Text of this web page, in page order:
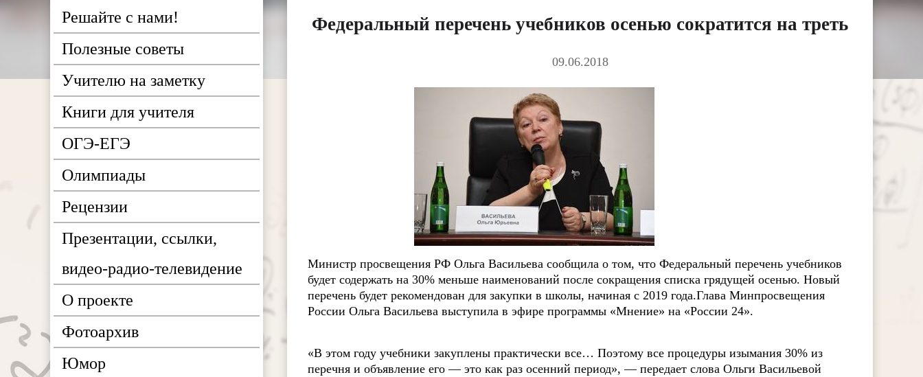
Федеральный перечень учебников осенью сократится на треть
09.06.2018
Министр просвещения РФ Ольга Васильева сообщила о том, что Федеральный перечень учебников
будет содержать на 30% меньше наименований после сокращения списка грядущей осенью. Новый
перечень будет рекомендован для закупки в школы, начиная с 2019 года.Глава Минпросвещения
России Ольга Васильева выступила в эфире программы «Мнение» на «России 24».
«В этом году учебники закуплены практически все… Поэтому все процедуры изымания 30% из
перечня и объявление его — это как раз осенний период», — передает слова Ольги Васильевой
Решайте с нами!
Полезные советы
Учителю на заметку
Книги для учителя
ОГЭ-ЕГЭ
Олимпиады
Рецензии
Презентации, ссылки,
видео-радио-телевидение
О проекте
Фотоархив
Юмор